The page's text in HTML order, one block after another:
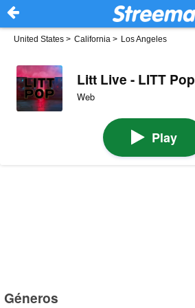
United States > California > Los Angeles
Litt Live - LITT Pop
Web
Play
Géneros